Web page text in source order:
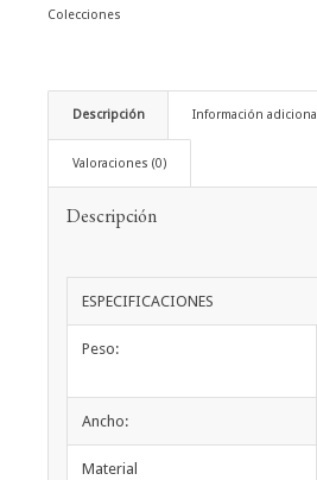
Colecciones
Descripción Información adicional
Valoraciones (0)
Descripción
ESPECIFICACIONES
Peso:
Ancho:
Material